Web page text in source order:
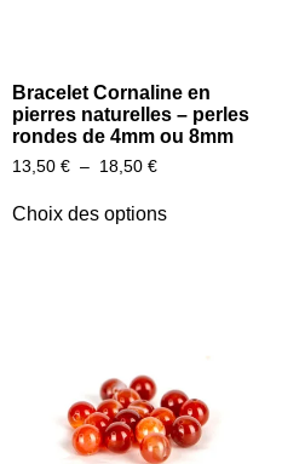
Bracelet Cornaline en
pierres naturelles – perles
rondes de 4mm ou 8mm
13,50 € – 18,50 €
Choix des options